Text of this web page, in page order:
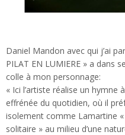
Daniel Mandon avec qui j’ai
PILAT EN LUMIERE » a dans
colle à mon personnage:
« Ici l’artiste réalise un hymne
effrénée du quotidien, où il
isolement comme Lamartine «
solitaire » au milieu d’une